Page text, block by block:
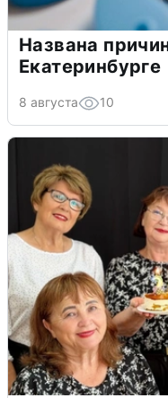
Названа
Екатеринбурге
8 августа 10